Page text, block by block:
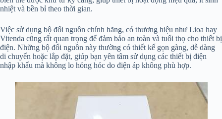
nhiệt và bền bỉ theo thời gian.
Việc sử dụng bộ đổi nguồn chính hãng, có thương hiệu như Lioa hay
Vitenda cũng rất quan trọng để đảm bảo an toàn và tuổi thọ cho thiết bị
điện. Những bộ đổi nguồn này thường có thiết kế gọn gàng, dễ dàng
di chuyển hoặc lắp đặt, giúp bạn yên tâm sử dụng các thiết bị điện
nhập khẩu mà không lo hỏng hóc do điện áp không phù hợp.